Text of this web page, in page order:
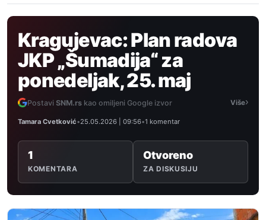
Kragujevac: Plan radova
JKP „Šumadija“ za
ponedeljak, 25. maj
Postavi SNM.rs kao omiljeni Google izvor Više›
Tamara Cvetković•25.05.2026 | 09:56•1 komentar
1
KOMENTARA
Otvoreno
ZA DISKUSIJU